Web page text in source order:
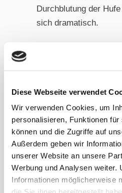
Diese Webseite verwendet
Wir verwenden Cookies, um
personalisieren, Funktionen
können und die Zugriffe auf
Außerdem geben wir
unserer Website an unsere
Werbung und Analysen weiter.
Informationen möglicherweise
Durchblutung der
sich dramatisch.
Schlechtere
Verletzungen
Erhöhtes Risiko für
Hufrehe
Anfälligkeit für